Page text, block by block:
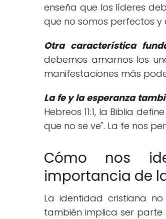
enseña que los líderes
que no somos perfectos y
Otra característica
debemos amarnos los
manifestaciones más
La fe y la esperanza
Hebreos 11:1, la Biblia
que no se ve". La fe nos
Cómo nos
importancia de
La identidad cristiana
también implica ser parte